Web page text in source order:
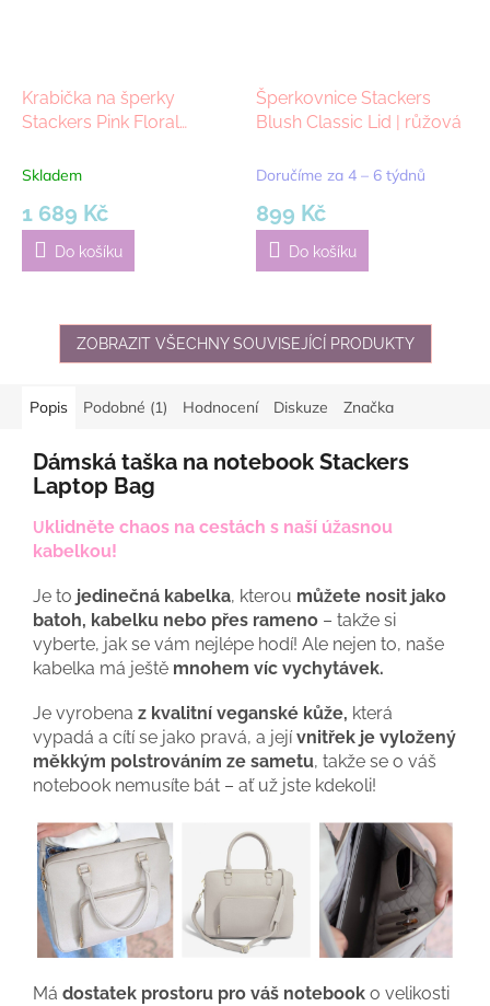
Krabička na šperky
Stackers Pink Floral
růžová
Skladem
1 689 Kč
Do košíku
Šperkovnice Stackers
Blush Classic Lid | růžová
Doručíme za 4 – 6 týdnů
899 Kč
Do košíku
ZOBRAZIT VŠECHNY SOUVISEJÍCÍ PRODUKTY
Popis Podobné (1) Hodnocení Diskuze Značka
Dámská taška na notebook Stackers
Laptop Bag
U klidněte chaos na cestách s naší úžasnou
kabelkou!
Je to jedinečná kabelka, kterou můžete nosit jako
batoh, kabelku nebo přes rameno – takže si
vyberte, jak se vám nejlépe hodí! Ale nejen to, naše
kabelka má ještě mnohem víc vychytávek.
Je vyrobena z kvalitní veganské kůže, která
vypadá a cítí se jako pravá, a jejívnitřek je vyložený
měkkým polstrováním ze sametu, takže se o váš
notebook nemusíte bát – ať už jste kdekoli!
Má dostatek prostoru pro váš notebook o velikosti